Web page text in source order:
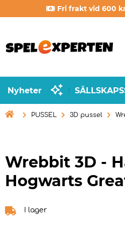
Fri frakt vid 600
Nyheter
 PUSSEL 3D pussel
Wrebbit 3D -
Hogwarts
I lager